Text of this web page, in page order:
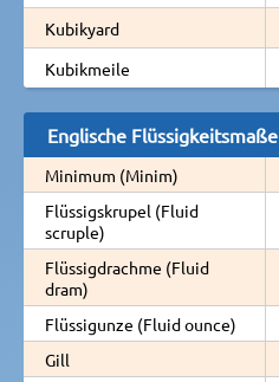
Kubikyard
Kubikmeile
Englische Flüssigkeitsmaße
Minimum (Minim)
Flüssigskrupel (Fluid
scruple)
Flüssigdrachme (Fluid
dram)
Flüssigunze (Fluid ounce)
Gill